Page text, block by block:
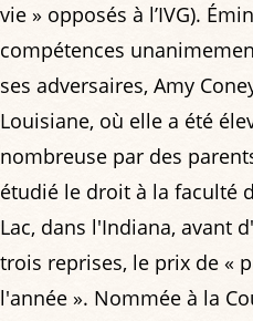
vie » opposés à l’IVG).
compétences
ses adversaires, Amy
Louisiane, où elle a été
nombreuse par des
étudié le droit à la faculté
Lac, dans l'Indiana, avant
trois reprises, le prix de «
l'année ». Nommée à la